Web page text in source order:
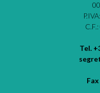
Tel.
Fax